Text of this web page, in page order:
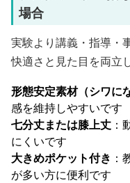
場合
実験より講義・指導・
快適さと見た目を両立
形態安定素材（シワに
感を維持しやすいです
七分丈または膝上丈 ：
にくいです
大きめポケット付き ：
が多い方に便利です